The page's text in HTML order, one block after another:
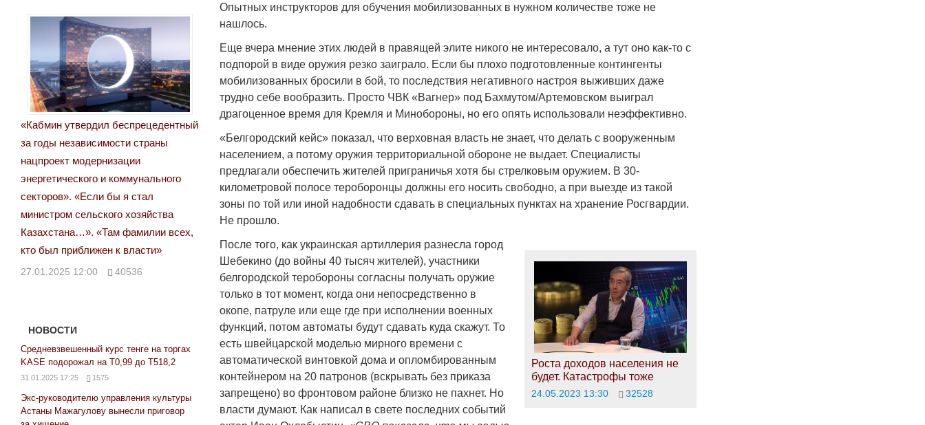
Опытных инструкторов для обучения мобилизованных в нужном количестве тоже не
нашлось.
Еще вчера мнение этих людей в правящей элите никого не интересовало, а тут оно как-то с
подпорой в виде оружия резко заиграло. Если бы плохо подготовленные контингенты
мобилизованных бросили в бой, то последствия негативного настроя выживших даже
трудно себе вообразить. Просто ЧВК «Вагнер» под Бахмутом/Артемовском выиграл
драгоценное время для Кремля и Минобороны, но его опять использовали неэффективно.
«Белгородский кейс» показал, что верховная власть не знает, что делать с вооруженным
населением, а потому оружия территориальной обороне не выдает. Специалисты
предлагали обеспечить жителей приграничья хотя бы стрелковым оружием. В 30-
километровой полосе тероборонцы должны его носить свободно, а при выезде из такой
зоны по той или иной надобности сдавать в специальных пунктах на хранение Росгвардии.
Не прошло.
Роста доходов населения не
будет. Катастрофы тоже
24.05.2023 13:30 32528
После того, как украинская артиллерия разнесла город
Шебекино (до войны 40 тысяч жителей), участники
белгородской теробороны согласны получать оружие
только в тот момент, когда они непосредственно в
окопе, патруле или еще где при исполнении военных
функций, потом автоматы будут сдавать куда скажут. То
есть швейцарской моделью мирного времени с
автоматической винтовкой дома и опломбированным
контейнером на 20 патронов (вскрывать без приказа
запрещено) во фронтовом районе близко не пахнет. Но
власти думают. Как написал в свете последних событий
«Кабмин утвердил беспрецедентный
за годы независимости страны
нацпроект модернизации
энергетического и коммунального
секторов». «Если бы я стал
министром сельского хозяйства
Казахстана…». «Там фамилии всех,
кто был приближен к власти»
27.01.2025 12:00 40536
НОВОСТИ
Средневзвешенный курс тенге на торгах
KASE подорожал на Т0,99 до Т518,2
31.01.2025 17:25 1575
Экс-руководителю управления культуры
Астаны Мажагулову вынесли приговор